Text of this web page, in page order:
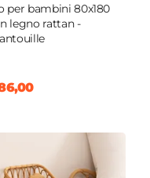
per bambini 80x180
legno rattan -